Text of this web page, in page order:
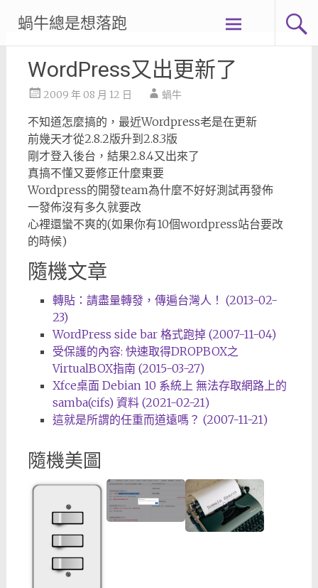
content
蝸牛總是想落跑
WordPress又出更新了
2009 年 08 月 12 日 蝸牛
不知道怎麼搞的，最近Wordpress老是在更新
前幾天才從2.8.2版升到2.8.3版
剛才登入後台，結果2.8.4又出來了
真搞不懂又要修正什麼東要
Wordpress的開發team為什麼不好好測試再發佈
一發佈沒有多久就要改
心裡還蠻不爽的(如果你有10個wordpress站台要改
的時候)
隨機文章
轉貼：請盡量轉發，傳遍台灣人！ (2013-02-
23)
WordPress side bar 格式跑掉 (2007-11-04)
受保護的內容: 快速取得DROPBOX之
VirtualBOX指南 (2015-03-27)
Xfce桌面 Debian 10 系統上 無法存取網路上的
samba(cifs) 資料 (2021-02-21)
這就是所謂的任重而道遠嗎？ (2007-11-21)
隨機美圖